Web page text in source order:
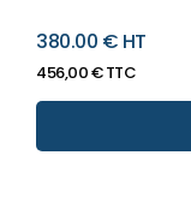
380.00 € HT
456,00 € TTC